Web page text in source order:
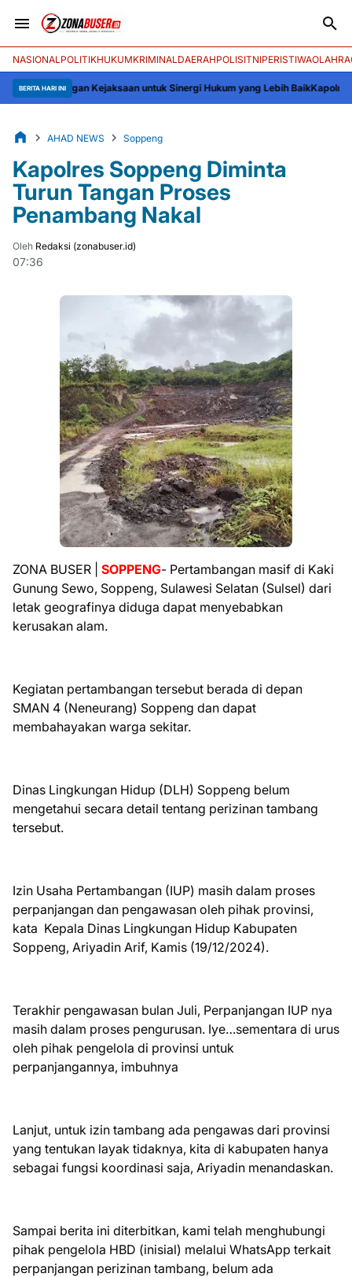
NASIONALPOLITIKHUKUMKRIMINALDAERAHPOLISITNIPERISTIWA
BERITA HARI INI
dengan Kejaksaan untuk Sinergi Hukum yang Lebih BaikKapolres Wajo
AHAD NEWS Soppeng
Kapolres Soppeng Diminta
Turun Tangan Proses
Penambang Nakal
Oleh Redaksi (zonabuser.id)
07:36
ZONA BUSER | SOPPENG- Pertambangan masif di Kaki
Gunung Sewo, Soppeng, Sulawesi Selatan (Sulsel) dari
letak geografinya diduga dapat menyebabkan
kerusakan alam.
Kegiatan pertambangan tersebut berada di depan
SMAN 4 (Neneurang) Soppeng dan dapat
membahayakan warga sekitar.
Dinas Lingkungan Hidup (DLH) Soppeng belum
mengetahui secara detail tentang perizinan tambang
tersebut.
Izin Usaha Pertambangan (IUP) masih dalam proses
perpanjangan dan pengawasan oleh pihak provinsi,
kata Kepala Dinas Lingkungan Hidup Kabupaten
Soppeng, Ariyadin Arif, Kamis (19/12/2024).
Terakhir pengawasan bulan Juli, Perpanjangan IUP nya
masih dalam proses pengurusan. Iye…sementara di urus
oleh pihak pengelola di provinsi untuk
perpanjangannya, imbuhnya
Lanjut, untuk izin tambang ada pengawas dari provinsi
yang tentukan layak tidaknya, kita di kabupaten hanya
sebagai fungsi koordinasi saja, Ariyadin menandaskan.
Sampai berita ini diterbitkan, kami telah menghubungi
pihak pengelola HBD (inisial) melalui WhatsApp terkait
perpanjangan perizinan tambang, belum ada